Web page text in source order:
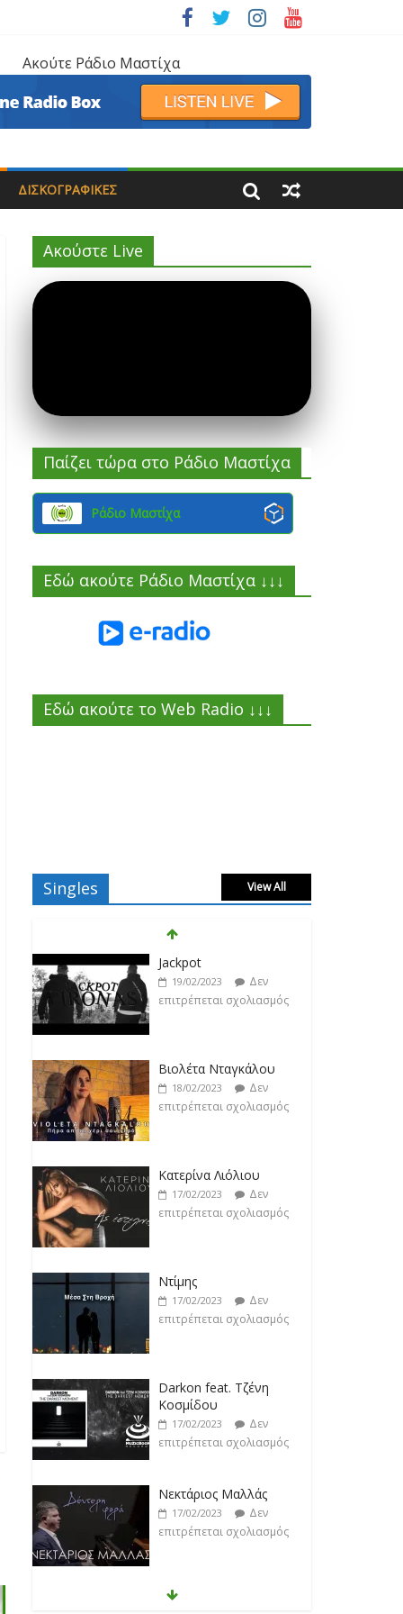
Ακούτε Ράδιο Μαστίχα
ΔΙΣΚΟΓΡΑΦΙΚΈΣ
Ακούστε Live
Παίζει τώρα στο Ράδιο Μαστίχα
Ράδιο Μαστίχα
Εδώ ακούτε Ράδιο Μαστίχα ↓↓↓
Εδώ ακούτε το Web Radio ↓↓↓
Singles View All
Βιολέτα Νταγκάλου
18/02/2023
Δεν
επιτρέπεται σχολιασμός
Κατερίνα Λιόλιου
17/02/2023
Δεν
επιτρέπεται σχολιασμός
Ντίμης
17/02/2023
Δεν
επιτρέπεται σχολιασμός
Darkon feat. Τζένη
Κοσμίδου
17/02/2023
Δεν
Νεκτάριος Μαλλάς
17/02/2023
επιτρέπεται σχολιασμός
George P. Lemos feat.
Ασπασία Λαιμού
17/02/2023
Δεν
Μάριος Δαρβίρας